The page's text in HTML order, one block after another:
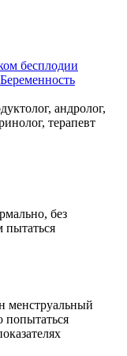
бесплодии
Беременность
андролог,
терапевт
без
пытаться
менструальный
попытаться